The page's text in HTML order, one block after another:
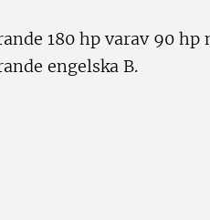
180 hp varav 90
engelska B.